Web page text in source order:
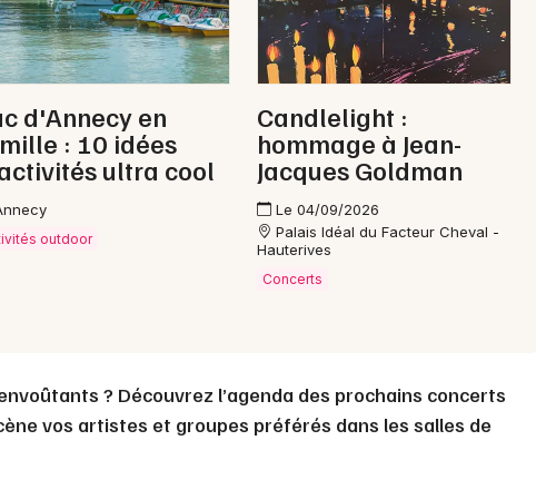
d'Annecy en
: 10 idées
ultra cool
outdoor
Candlelight :
hommage à Jean-
Jacques Goldman
Le 04/09/2026
Palais Idéal du Facteur Cheval -
Hauterives
Concerts
? Découvrez l’agenda des prochains concerts
vos artistes et groupes préférés dans les salles de